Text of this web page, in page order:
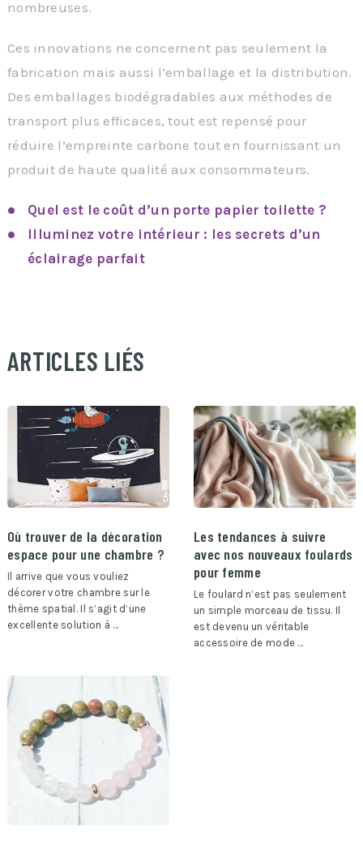
nombreuses.
Ces innovations ne concernent pas seulement la
fabrication mais aussi l’emballage et la distribution.
Des emballages biodégradables aux méthodes de
transport plus efficaces, tout est repensé pour
réduire l’empreinte carbone tout en fournissant un
produit de haute qualité aux consommateurs.
Quel est le coût d’un porte papier toilette ?
Illuminez votre intérieur : les secrets d’un
éclairage parfait
ARTICLES LIÉS
Où trouver de la décoration
espace pour une chambre ?
Il arrive que vous vouliez
décorer votre chambre sur le
thème spatial. Il s’agit d’une
excellente solution à …
Les tendances à suivre
avec nos nouveaux foulards
pour femme
Le foulard n’est pas seulement
un simple morceau de tissu. Il
est devenu un véritable
accessoire de mode …